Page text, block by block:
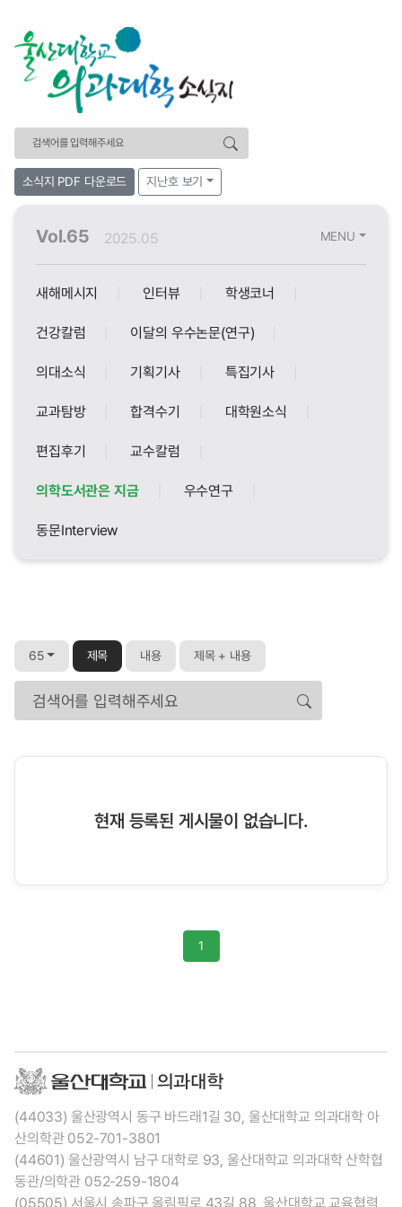
소식지 PDF 다운로드 지난호 보기
Vol.65 2025.05 MENU
새해메시지 인터뷰 학생코너
건강칼럼 이달의 우수논문(연구)
의대소식 기획기사 특집기사
교과탐방 합격수기 대학원소식
편집후기 교수칼럼
의학도서관은 지금 우수연구
동문Interview
65 제목 내용 제목 + 내용
검색어
현재 등록된 게시물이 없습니다.
1
(44033) 울산광역시 동구 바드래1길 30, 울산대학교 의과대학 아
산의학관 052-701-3801
(44601) 울산광역시 남구 대학로 93, 울산대학교 의과대학 산학협
동관/의학관 052-259-1804
(05505) 서울시 송파구 올림픽로 43길 88, 울산대학교 교육협력